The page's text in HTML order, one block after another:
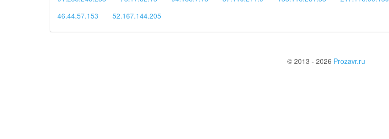
46.44.57.153
52.167.144.205
© 2013 - 2026 Prozavr.ru